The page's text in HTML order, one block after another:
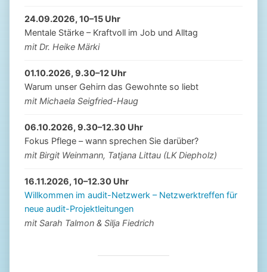
24.09.2026, 10–15 Uhr
Mentale Stärke – Kraftvoll im Job und Alltag
mit Dr. Heike Märki
01.10.2026, 9.30–12 Uhr
Warum unser Gehirn das Gewohnte so liebt
mit Michaela Seigfried-Haug
06.10.2026, 9.30–12.30 Uhr
Fokus Pflege – wann sprechen Sie darüber?
mit Birgit Weinmann, Tatjana Littau (LK Diepholz)
16.11.2026, 10–12.30 Uhr
Willkommen im audit-Netzwerk – Netzwerktreffen für
neue audit-Projektleitungen
mit Sarah Talmon & Silja Fiedrich